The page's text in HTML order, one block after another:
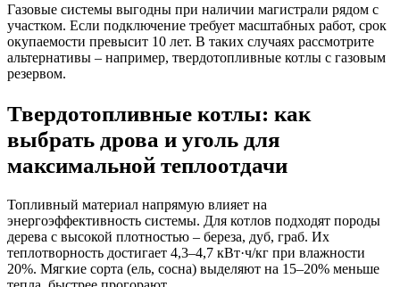
Газовые системы выгодны при наличии магистрали рядом с
участком. Если подключение требует масштабных работ, срок
окупаемости превысит 10 лет. В таких случаях рассмотрите
альтернативы – например, твердотопливные котлы с газовым
резервом.
Твердотопливные котлы: как
выбрать дрова и уголь для
максимальной теплоотдачи
Топливный материал напрямую влияет на
энергоэффективность системы. Для котлов подходят породы
дерева с высокой плотностью – береза, дуб, граб. Их
теплотворность достигает 4,3–4,7 кВт·ч/кг при влажности
20%. Мягкие сорта (ель, сосна) выделяют на 15–20% меньше